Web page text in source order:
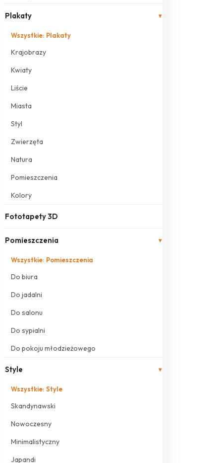
Plakaty ▾
Wszystkie: Plakaty
Krajobrazy
Kwiaty
Liście
Miasta
Styl
Zwierzęta
Natura
Pomieszczenia
Kolory
Fototapety 3D
Pomieszczenia ▾
Wszystkie: Pomieszczenia
Do biura
Do jadalni
Do salonu
Do sypialni
Do pokoju młodzieżowego
Style ▾
Wszystkie: Style
Skandynawski
Nowoczesny
Minimalistyczny
Japandi